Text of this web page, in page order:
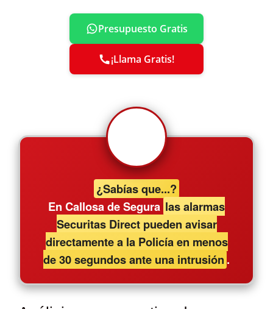
Presupuesto Gratis
¡Llama Gratis!
¿Sabías que...?
En Callosa de Segura las alarmas
Securitas Direct pueden avisar
directamente a la Policía en menos
de 30 segundos ante una intrusión .